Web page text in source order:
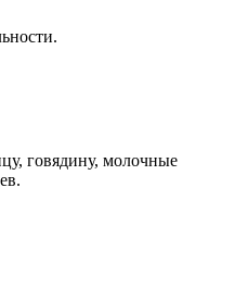
говядину, молочные